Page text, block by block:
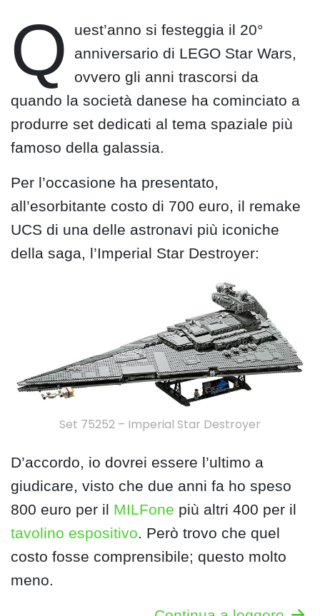
Q
uest’anno si festeggia il 20°
anniversario di LEGO Star Wars,
ovvero gli anni trascorsi da
quando la società danese ha cominciato a
produrre set dedicati al tema spaziale più
famoso della galassia.
Per l’occasione ha presentato,
all’esorbitante costo di 700 euro, il remake
UCS di una delle astronavi più iconiche
della saga, l’Imperial Star Destroyer:
Set 75252 – Imperial Star Destroyer
D’accordo, io dovrei essere l’ultimo a
giudicare, visto che due anni fa ho speso
800 euro per il MILFone più altri 400 per il
tavolino espositivo. Però trovo che quel
costo fosse comprensibile; questo molto
meno.